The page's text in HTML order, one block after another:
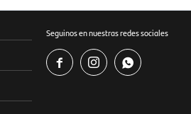
Seguinos en nuestras redes sociales
  